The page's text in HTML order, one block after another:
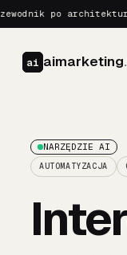
po
ai aimarketing
NARZĘDZIE AI
AUTOMATYZACJA